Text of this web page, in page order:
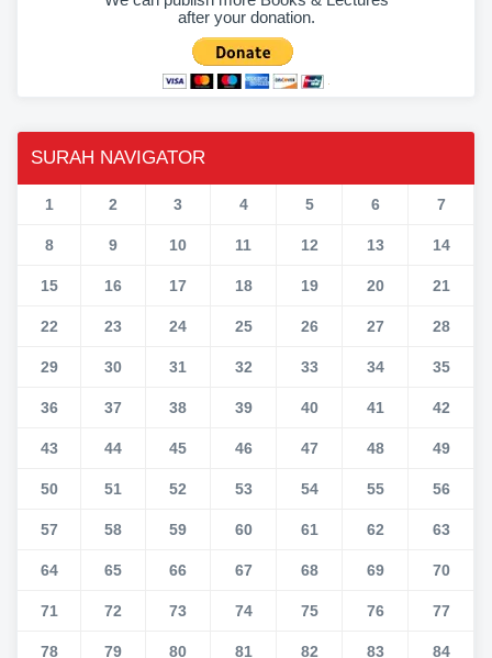
after your donation.
SURAH NAVIGATOR
1 2 3 4 5 6 7
8 9 10 11 12 13 14
15 16 17 18 19 20 21
22 23 24 25 26 27 28
29 30 31 32 33 34 35
36 37 38 39 40 41 42
43 44 45 46 47 48 49
50 51 52 53 54 55 56
57 58 59 60 61 62 63
64 65 66 67 68 69 70
71 72 73 74 75 76 77
78 79 80 81 82 83 84